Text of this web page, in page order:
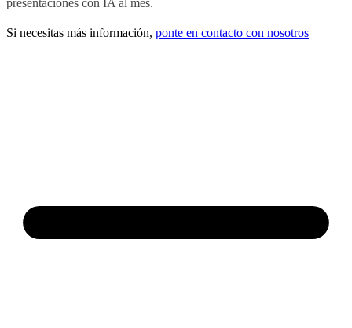
presentaciones con IA al mes.
Si necesitas más información, ponte en contacto con nosotros